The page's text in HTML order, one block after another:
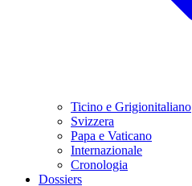
Ticino e Grigionitaliano
Svizzera
Papa e Vaticano
Internazionale
Cronologia
Dossiers